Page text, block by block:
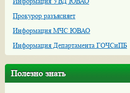
Прокурор разъясняет
Информация МЧС ЮВАО
Информация Департамента ГОЧСиПБ
Полезно знать